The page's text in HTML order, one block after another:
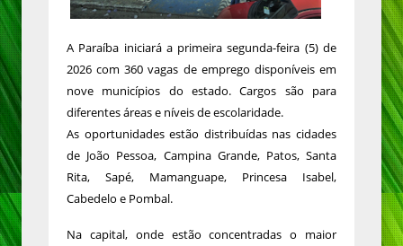
A Paraíba iniciará a primeira segunda-feira (5) de
2026 com 360 vagas de emprego disponíveis em
nove municípios do estado. Cargos são para
diferentes áreas e níveis de escolaridade.
As oportunidades estão distribuídas nas cidades
de João Pessoa, Campina Grande, Patos, Santa
Rita, Sapé, Mamanguape, Princesa Isabel,
Cabedelo e Pombal.
Na capital, onde estão concentradas o maior